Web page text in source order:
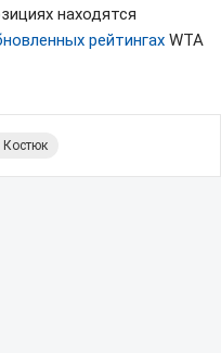
находятся
рейтингах WTA
Костюк